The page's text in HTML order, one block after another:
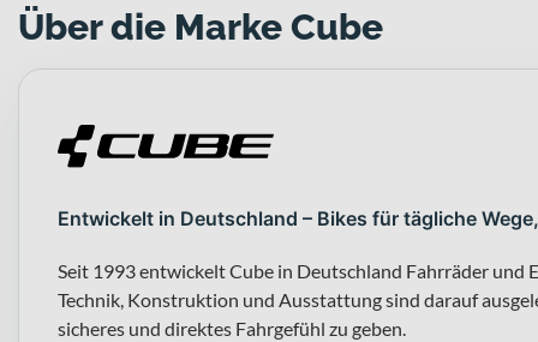
Über die Marke Cube
Entwickelt in Deutschland – Bikes für tägliche
Seit 1993 entwickelt Cube in Deutschland Fahrräder
Technik, Konstruktion und Ausstattung sind darauf
sicheres und direktes Fahrgefühl zu geben.